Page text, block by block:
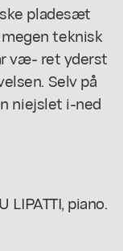
pladesæt
teknisk
væ- ret yderst
Selv på
niejslet i-ned
LIPATTI, piano.